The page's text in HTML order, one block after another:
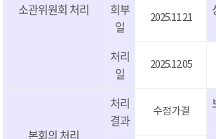
소관위원회 처리
회부
일
2025.11.21
처리
일
2025.12.05
본회의 처리
처리
결과
수정가결